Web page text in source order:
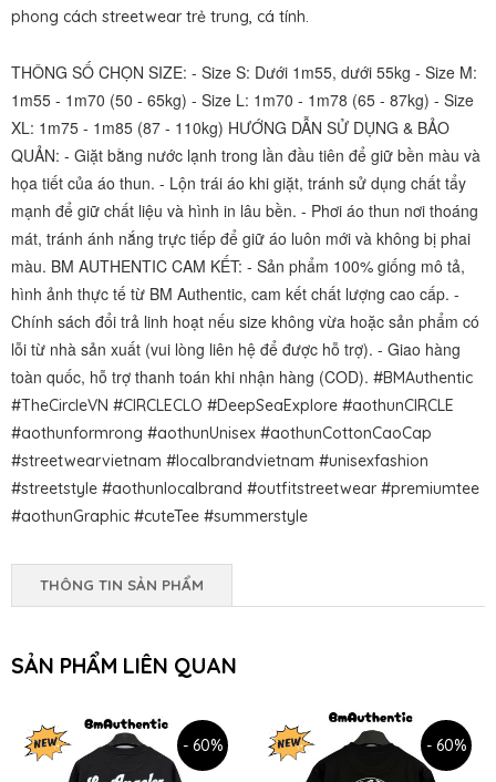
phong cách streetwear trẻ trung, cá tính.
THÔNG SỐ CHỌN SIZE: - Size S: Dưới 1m55, dưới 55kg - Size M:
1m55 - 1m70 (50 - 65kg) - Size L: 1m70 - 1m78 (65 - 87kg) - Size
XL: 1m75 - 1m85 (87 - 110kg) HƯỚNG DẪN SỬ DỤNG & BẢO
QUẢN: - Giặt bằng nước lạnh trong lần đầu tiên để giữ bền màu và
họa tiết của áo thun. - Lộn trái áo khi giặt, tránh sử dụng chất tẩy
mạnh để giữ chất liệu và hình in lâu bền. - Phơi áo thun nơi thoáng
mát, tránh ánh nắng trực tiếp để giữ áo luôn mới và không bị phai
màu. BM AUTHENTIC CAM KẾT: - Sản phẩm 100% giống mô tả,
hình ảnh thực tế từ BM Authentic, cam kết chất lượng cao cấp. -
Chính sách đổi trả linh hoạt nếu size không vừa hoặc sản phẩm có
lỗi từ nhà sản xuất (vui lòng liên hệ để được hỗ trợ). - Giao hàng
toàn quốc, hỗ trợ thanh toán khi nhận hàng (COD). #BMAuthentic
#TheCircleVN #CIRCLECLO #DeepSeaExplore #aothunCIRCLE
#aothunformrong #aothunUnisex #aothunCottonCaoCap
#streetwearvietnam #localbrandvietnam #unisexfashion
#streetstyle #aothunlocalbrand #outfitstreetwear #premiumtee
#aothunGraphic #cuteTee #summerstyle
THÔNG TIN SẢN PHẨM
SẢN PHẨM LIÊN QUAN
- 60% - 60%